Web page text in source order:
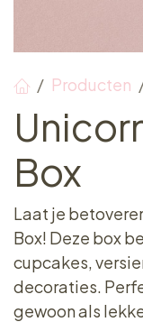
Producten
Box
Laat je
Box! Deze box
cupcakes,
decoraties.
gewoon als